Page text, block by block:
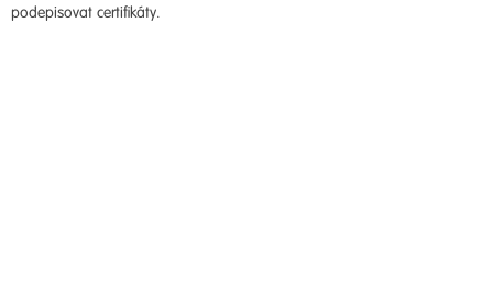
podepisovat certifikáty.